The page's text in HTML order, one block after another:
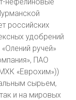
российских
удобрений
ручей»
ПАО
«Еврохим»))
сырьем,
и на мировых